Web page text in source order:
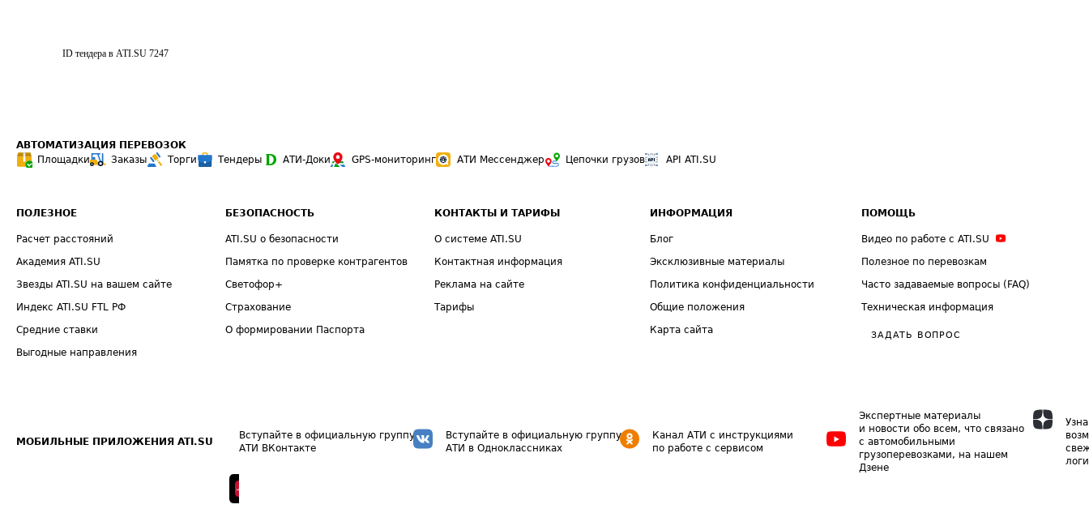
ID тендера в ATI.SU 7247
АВТОМАТИЗАЦИЯ ПЕРЕВОЗОК
Площадки
Заказы Торги Тендеры АТИ-Доки GPS-мониторинг АТИ Мессенджер Цепочки грузов API ATI.SU
ПОЛЕЗНОЕ
Расчет расстояний
Академия ATI.SU
Звезды ATI.SU на вашем сайте
Индекс ATI.SU FTL РФ
Средние ставки
Выгодные направления
БЕЗОПАСНОСТЬ
ATI.SU о безопасности
Памятка по проверке контрагентов
Светофор+
Страхование
О формировании Паспорта
КОНТАКТЫ И ТАРИФЫ
О системе ATI.SU
Контактная информация
Реклама на сайте
Тарифы
ИНФОРМАЦИЯ
Блог
Эксклюзивные материалы
Политика конфиденциальности
Общие положения
Карта сайта
ПОМОЩЬ
Видео по работе с ATI.SU
Полезное по перевозкам
Часто задаваемые вопросы (FAQ)
Техническая информация
ЗАДАТЬ ВОПРОС
МОБИЛЬНЫЕ ПРИЛОЖЕНИЯ ATI.SU
Вступайте в официальную группу
АТИ ВКонтакте
Вступайте в официальную группу
АТИ в Одноклассниках
Канал АТИ с инструкциями
по работе с сервисом
Экспертные материалы
и новости обо всем, что связано
с автомобильными
грузоперевозками, на нашем
Дзене